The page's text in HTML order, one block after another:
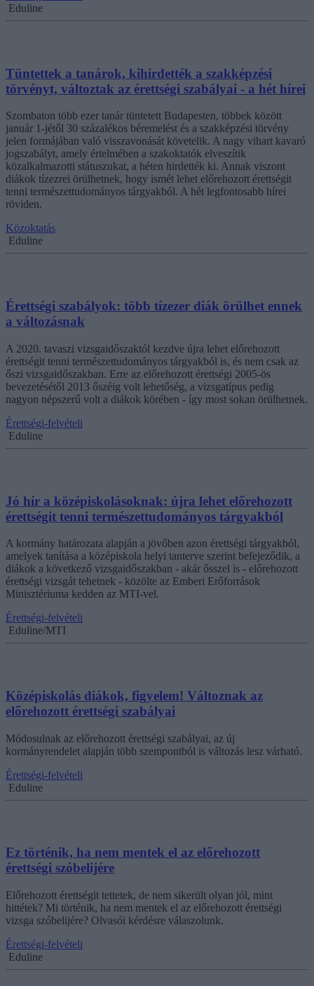
Eduline
Tüntettek a tanárok, kihirdették a szakképzési
törvényt, változtak az érettségi szabályai - a hét hírei
Szombaton több ezer tanár tüntetett Budapesten, többek között
január 1-jétől 30 százalékos béremelést és a szakképzési törvény
jelen formájában való visszavonását követelik. A nagy vihart kavaró
jogszabályt, amely értelmében a szakoktatók elveszítik
közalkalmazotti státuszukat, a héten hirdették ki. Annak viszont
diákok tízezrei örülhetnek, hogy ismét lehet előrehozott érettségit
tenni természettudományos tárgyakból. A hét legfontosabb hírei
röviden.
Közoktatás
Eduline
Érettségi szabályok: több tízezer diák örülhet ennek
a változásnak
A 2020. tavaszi vizsgaidőszaktól kezdve újra lehet előrehozott
érettségit tenni természettudományos tárgyakból is, és nem csak az
őszi vizsgaidőszakban. Erre az előrehozott érettségi 2005-ös
bevezetésétől 2013 őszéig volt lehetőség, a vizsgatípus pedig
nagyon népszerű volt a diákok körében - így most sokan örülhetnek.
Érettségi-felvételi
Eduline
Jó hír a középiskolásoknak: újra lehet előrehozott
érettségit tenni természettudományos tárgyakból
A kormány határozata alapján a jövőben azon érettségi tárgyakból,
amelyek tanítása a középiskola helyi tanterve szerint befejeződik, a
diákok a következő vizsgaidőszakban - akár ősszel is - előrehozott
érettségi vizsgát tehetnek - közölte az Emberi Erőforrások
Minisztériuma kedden az MTI-vel.
Érettségi-felvételi
Eduline/MTI
Középiskolás diákok, figyelem! Változnak az
előrehozott érettségi szabályai
Módosulnak az előrehozott érettségi szabályai, az új
kormányrendelet alapján több szempontból is változás lesz várható.
Érettségi-felvételi
Eduline
Ez történik, ha nem mentek el az előrehozott
érettségi szóbelijére
Előrehozott érettségit tettetek, de nem sikerült olyan jól, mint
hittétek? Mi történik, ha nem mentek el az előrehozott érettségi
vizsga szóbelijére? Olvasói kérdésre válaszolunk.
Érettségi-felvételi
Eduline